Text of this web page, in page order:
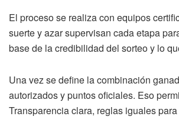
El proceso se realiza con equipos
suerte y azar supervisan cada etapa
base de la credibilidad del sorteo y lo
Una vez se define la combinación
autorizados y puntos oficiales. Eso
Transparencia clara, reglas iguales